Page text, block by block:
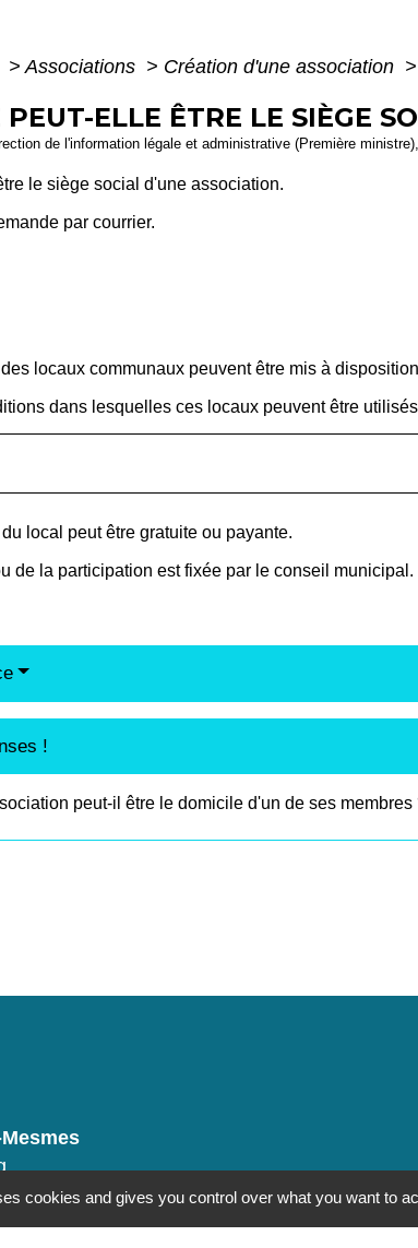
> Associations > Création d'une association >
ELLE ÊTRE LE SIÈGE
de l'information légale et administrative (Première
le siège social d'une association.
par courrier.
locaux communaux peuvent être mis à
dans lesquelles ces locaux peuvent être
local peut être gratuite ou payante.
de la participation est fixée par le conseil municipal.
!
peut-il être le domicile d'un de ses membres
- FRANCE
cookies and gives you control over what you want to